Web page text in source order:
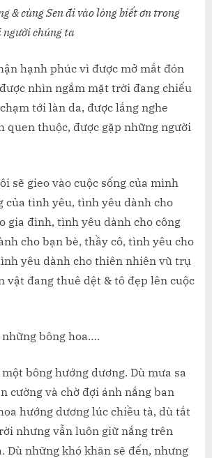
& cùng Sen đi vào lòng biết ơn trong
người chúng ta
hạnh phúc vì được mở mắt đón
nhìn ngắm mặt trời đang chiếu
tới làn da, được lắng nghe
quen thuộc, được gặp những người
sẽ gieo vào cuộc sống của mình
của tình yêu, tình yêu dành cho
gia đình, tình yêu dành cho công
cho bạn bè, thầy cô, tình yêu cho
yêu dành cho thiên nhiên vũ trụ
vật đang thuê dệt & tô đẹp lên cuộc
bông hoa….
bông hướng dương. Dù mưa sa
cường và chờ đợi ánh nắng ban
hướng dương lúc chiều tà, dù tắt
nhưng vẫn luôn giữ nắng trên
Dù những khó khăn sẽ đến, nhưng